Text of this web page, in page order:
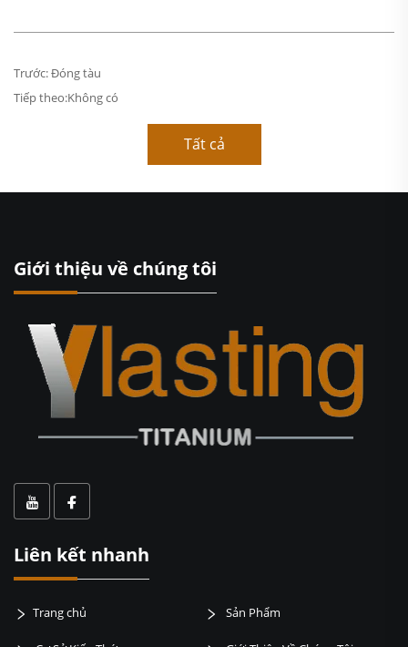
Trước:Đóng tàu
Tiếp theo:Không có
Tất cả
Giới thiệu về chúng tôi
Liên kết nhanh
Trang chủ Sản Phẩm